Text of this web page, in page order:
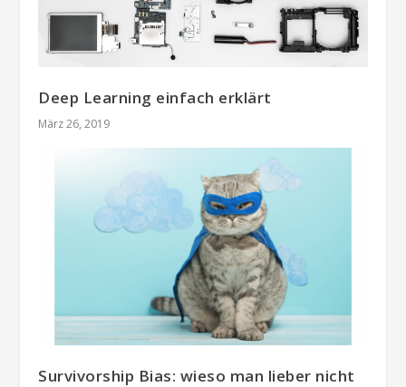
Deep Learning einfach erklärt
März 26, 2019
Survivorship Bias: wieso man lieber nicht